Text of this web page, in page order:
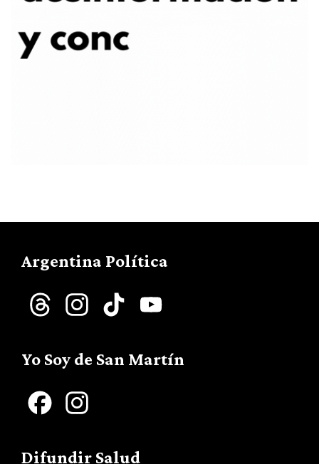
Argentina Política
Threads InstagramTikTok
Yo Soy de San Martín
Facebook
Difundir Salud